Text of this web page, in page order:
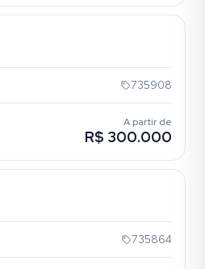
735908
A partir de
R$ 300.000
735864